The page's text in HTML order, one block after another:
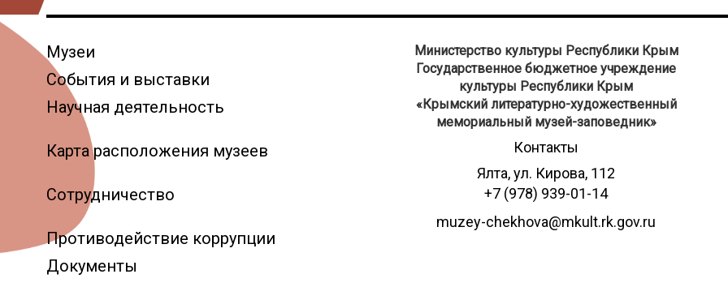
Музеи
События и выставки
Научная деятельность
Карта расположения музеев
Сотрудничество
Противодействие коррупции
Документы
Министерство культуры Республики Крым
Государственное бюджетное учреждение
культуры Республики Крым
​«Крымский литературно-художественный
мемориальный музей-заповедник»
Контакты
Ялта, ул. Кирова, 112
+7 (978) 939-01-14
muzey-chekhova@mkult.rk.gov.ru